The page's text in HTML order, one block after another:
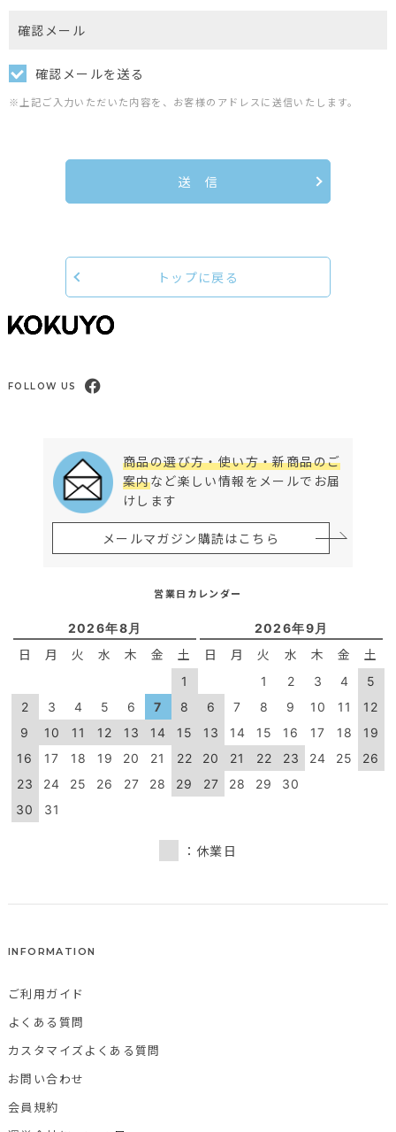
確認メール
確認メールを送る
※上記ご入力いただいた内容を、お客様のアドレスに送信いたします。
送 信
トップに戻る
FOLLOW US
商品の選び方・使い方・新商品のご
案内など楽しい情報をメールでお届
けします
メールマガジン購読はこちら
営業日カレンダー
2026年8月
日 月 火 水 木 金 土
1
2
3 4 5 6 7
8
9
10 11 12 13 14
15
16
17 18 19 20 21
22
23
24 25 26 27 28
29
30
31
2026年9月
日 月 火 水 木 金 土
1 2 3 4
5
6
7 8 9 10 11
12
13
14 15 16 17 18
19
20
21 22 23 24 25
26
27
28 29 30
：休業日
INFORMATION
ご利用ガイド
よくある質問
カスタマイズよくある質問
お問い合わせ
会員規約